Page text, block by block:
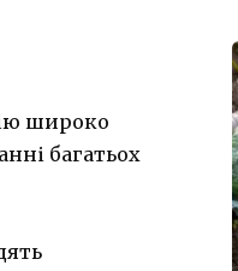
широко
багатьох